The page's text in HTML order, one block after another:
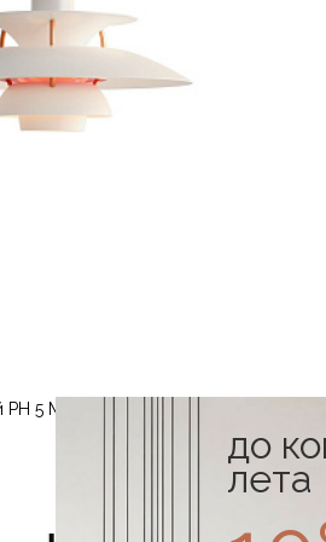
5 Mini Modern White
до
лета